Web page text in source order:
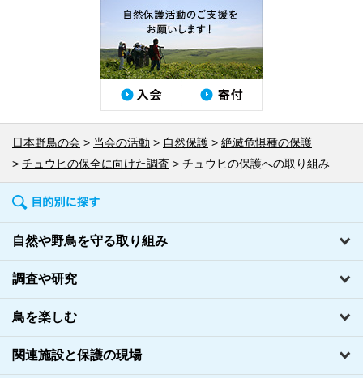
日本野鳥の会 当会の活動 自然保護
絶滅危惧種の保護
チュウヒの保全に向けた調査
チュウヒの保護への取り組み
自然や野鳥を守る取り組み
調査や研究
鳥を楽しむ
関連施設と保護の現場